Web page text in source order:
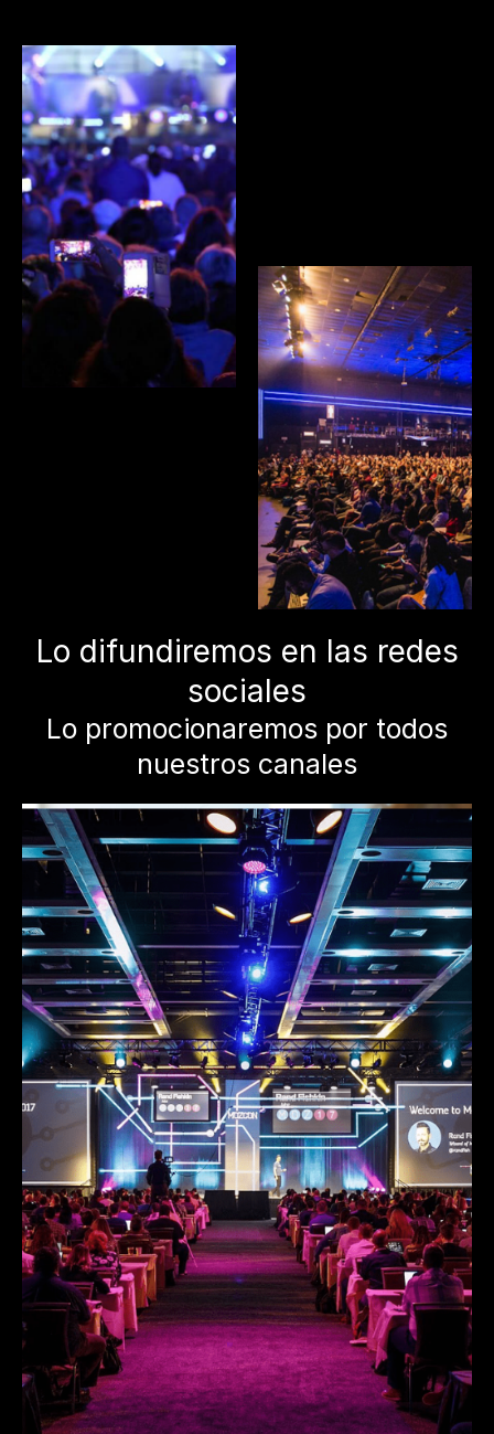
Lo difundiremos en las redes
sociales
Lo promocionaremos por todos
nuestros canales